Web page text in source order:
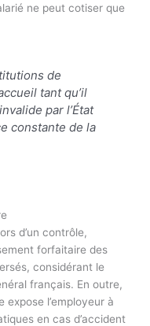
ne peut cotiser que
de
tant qu’il
par l’État
constante de la
d’un contrôle,
forfaitaire des
considérant le
français. En outre,
l’employeur à
en cas d’accident